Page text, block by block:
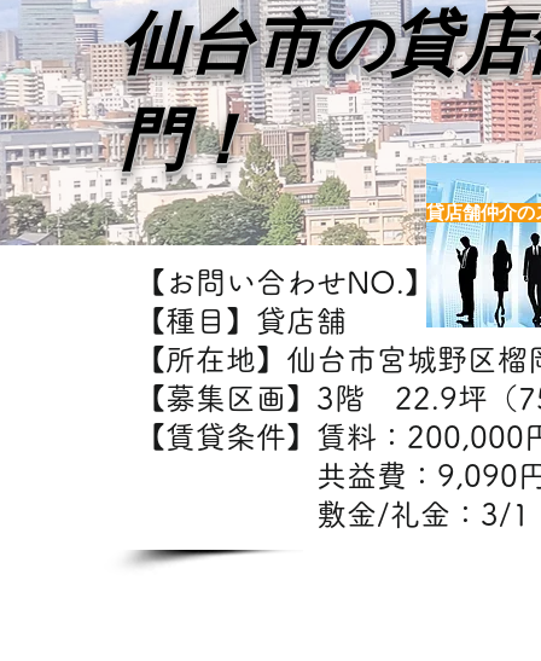
【お問い合わせNO.】H6937
【種目】貸店舗
【所在地】仙台市宮城野区榴
【募集区画】3階 22.9坪（
【賃貸条件】賃料：
共益費：
敷金/礼金：3/1
仙台市の貸
門！
貸店舗仲介の